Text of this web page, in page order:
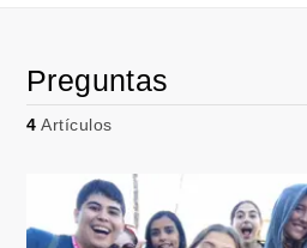
Preguntas
4 Artículos